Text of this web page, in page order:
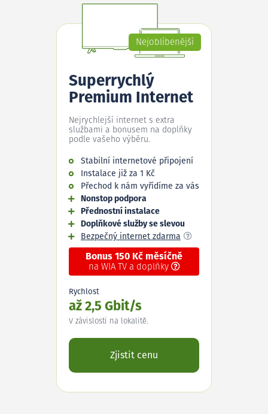
Nejoblíbenější
Superrychlý
Premium Internet
Nejrychlejší internet s extra
službami a bonusem na doplňky
podle vašeho výběru.
Stabilní internetové připojení
Instalace již za 1 Kč
Přechod k nám vyřídíme za vás
Nonstop podpora
Přednostní instalace
Doplňkové služby se slevou
Bezpečný internet zdarma
Bonus 150 Kč měsíčně
na WIA TV a doplňky
Rychlost
až 2,5 Gbit/s
V závislosti na lokalitě.
Zjistit cenu